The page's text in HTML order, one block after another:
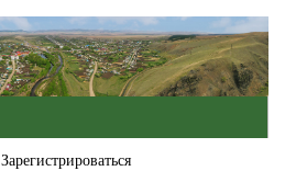
Зарегистрироваться